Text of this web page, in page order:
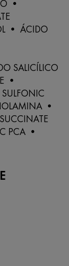
•
• ÁCIDO
SALICÍLICO
•
•
PCA •